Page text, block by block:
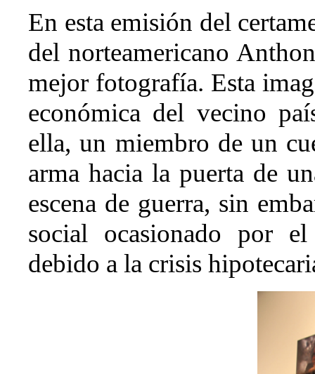
En esta emisión del
del norteamericano
mejor fotografía. Esta
económica del vecino
ella, un miembro de un
arma hacia la puerta de
escena de guerra, sin
social ocasionado por
debido a la crisis